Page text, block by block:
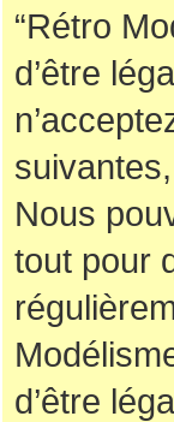
“Rétro
d’être
Nous
tout pour
d’être